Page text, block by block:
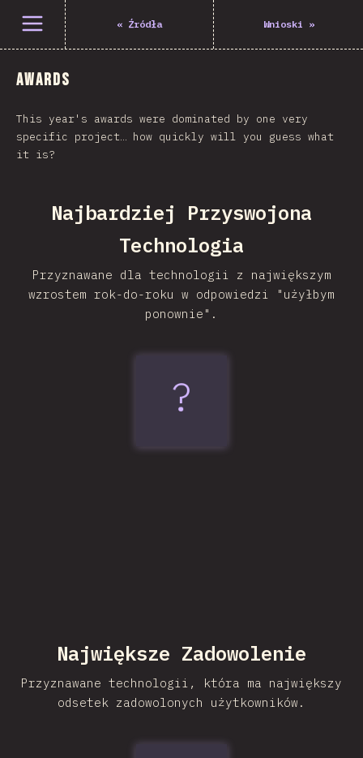
Open menu « Źródła Wnioski »
Awards
This year's awards were dominated by one very
specific project… how quickly will you guess what
it is?
Najbardziej Przyswojona
Technologia
Przyznawane dla technologii z największym
wzrostem rok-do-roku w odpowiedzi "użyłbym
ponownie".
?
Vite
Największe Zadowolenie
Przyznawane technologii, która ma największy
odsetek zadowolonych użytkowników.